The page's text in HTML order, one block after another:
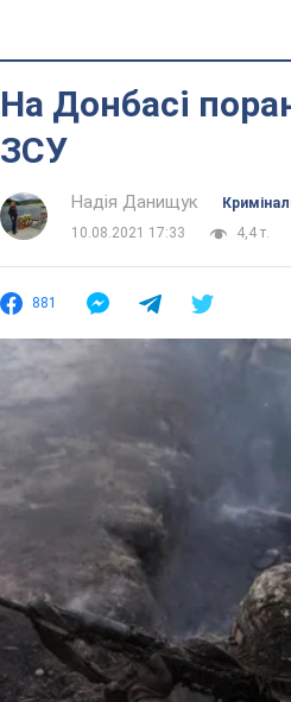
На Донбасі
ЗСУ
Надія Данищук
10.08.2021 17:33
4,4 т.
881